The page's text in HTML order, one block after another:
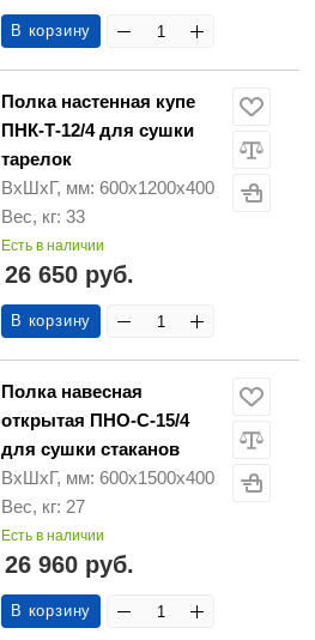
В корзину
Полка настенная купе
ПНК-Т-12/4 для сушки
тарелок
ВхШхГ, мм: 600х1200х400
Вес, кг: 33
Есть в наличии
26 650 руб.
В корзину
Полка навесная
открытая ПНО-С-15/4
для сушки стаканов
ВхШхГ, мм: 600х1500х400
Вес, кг: 27
Есть в наличии
26 960 руб.
В корзину